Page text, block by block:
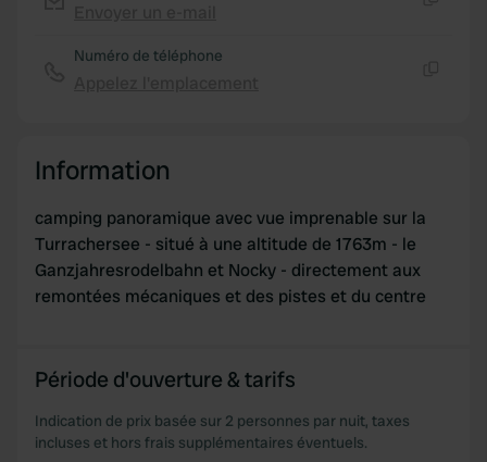
Numéro de téléphone
Information
camping panoramique avec vue imprenable sur la
Turrachersee - situé à une altitude de 1763m - le
Ganzjahresrodelbahn et Nocky - directement aux
remontées mécaniques et des pistes et du centre
Période d'ouverture & tarifs
Indication de prix basée sur 2 personnes par nuit, taxes
incluses et hors frais supplémentaires éventuels.